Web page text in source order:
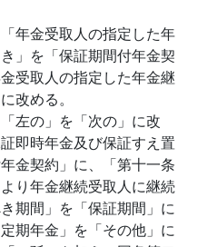
年金受取人の指定した年
」を「保証期間付年金契
受取人の指定した年金継
改める。
左の」を「次の」に改
即時年金及び保証すえ置
金契約」に、「第十一条
り年金継続受取人に継続
期間」を「保証期間」に
期年金」を「その他」に